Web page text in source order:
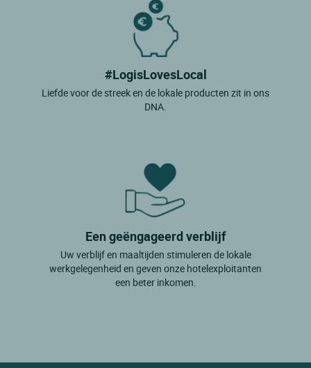
#LogisLovesLocal
Liefde voor de streek en de lokale producten zit in ons
DNA.
Een geëngageerd verblijf
Uw verblijf en maaltijden stimuleren de lokale
werkgelegenheid en geven onze hotelexploitanten
een beter inkomen.